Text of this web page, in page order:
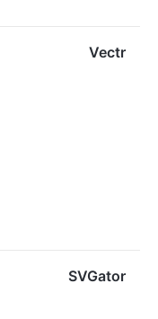
Vectr
SVGator